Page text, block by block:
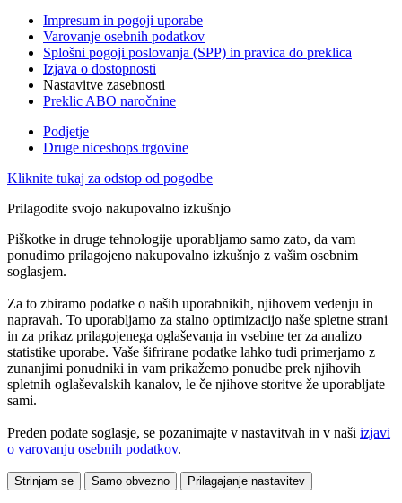
Impresum in pogoji uporabe
Varovanje osebnih podatkov
Splošni pogoji poslovanja (SPP) in pravica do preklica
Izjava o dostopnosti
Nastavitve zasebnosti
Preklic ABO naročnine
Podjetje
Druge niceshops trgovine
Kliknite tukaj za odstop od pogodbe
Prilagodite svojo nakupovalno izkušnjo
Piškotke in druge tehnologije uporabljamo samo zato, da vam
ponudimo prilagojeno nakupovalno izkušnjo z vašim osebnim
soglasjem.
Za to zbiramo podatke o naših uporabnikih, njihovem vedenju in
napravah. To uporabljamo za stalno optimizacijo naše spletne strani
in za prikaz prilagojenega oglaševanja in vsebine ter za analizo
statistike uporabe. Vaše šifrirane podatke lahko tudi primerjamo z
zunanjimi ponudniki in vam prikažemo ponudbe prek njihovih
spletnih oglaševalskih kanalov, le če njihove storitve že uporabljate
sami.
Preden podate soglasje, se pozanimajte v nastavitvah in v naši izjavi
o varovanju osebnih podatkov.
Strinjam se Samo obvezno Prilagajanje nastavitev